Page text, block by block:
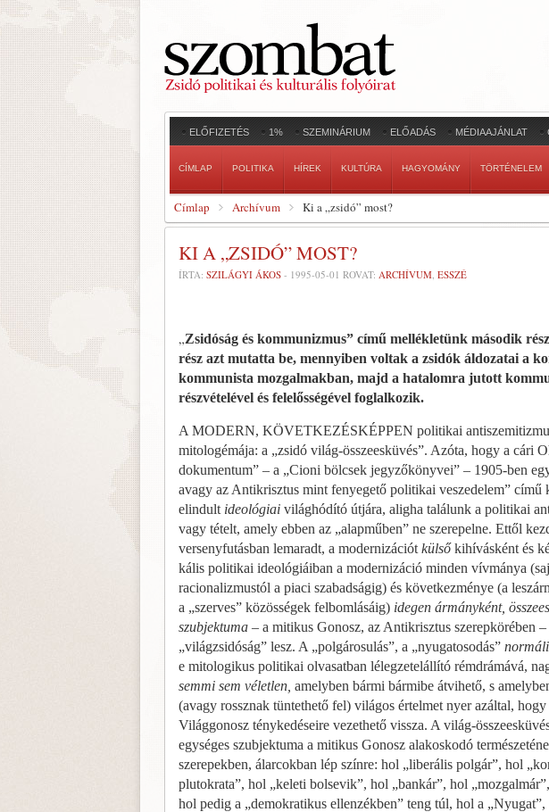
ELŐFIZETÉS 1% SZEMINÁRIUM ELŐADÁS MÉDIAAJÁNLAT
CÍMLAP POLITIKA HÍREK KULTÚRA HAGYOMÁNY TÖRTÉNELEM
Címlap Archívum Ki a „zsidó” most?
KI A „ZSIDÓ” MOST?
ÍRTA: SZILÁGYI ÁKOS - 1995-05-01 ROVAT: ARCHÍVUM, ESSZÉ
„Zsidóság és kommunizmus” című mellékletünk második
rész azt mutatta be, mennyiben voltak a zsidók áldozatai a
kommunista mozgalmakban, majd a hatalomra jutott
részvételével és felelősségével foglalkozik.
A MODERN, KÖVETKEZÉSKÉPPEN politikai
mitologémája: a „zsidó világ-összeesküvés”. Azóta, hogy a cári
dokumentum” – a „Cioni bölcsek jegyzőkönyvei” – 1905-ben
avagy az Antikrisztus mint fenyegető politikai veszedelem” című
elindult ideológiai világhódító útjára, aligha találunk a politikai
vagy tételt, amely ebben az „alap­műben” ne szerepelne. Ettől
versenyfutásban lemaradt, a modernizációt külsőkihívásként és
kális politikai ideológiáiban a modernizáció minden vívmá­nya
racionaliz­mustól a piaci szabadságig) és következménye (a
a „szerves” közösségek felbomlásáig) idegen ármányként,
szubjektuma – a mitikus Gonosz, az Antikrisztus szerepkörében
„világzsidóság” lesz. A „polgárosulás”, a „nyugatosodás”
e mitologikus politikai olvasatban lélegzetelállító rémdrámává,
semmi sem véletlen, amelyben bármi bármibe átvihető, s
(avagy rossznak tüntethető fel) világos értelmet nyer azáltal,
Világgonosz ténykedéseire vezethető vissza. A világ-
egységes szubjektuma a mitikus Gonosz alakoskodó
szerepekben, álarcokban lép színre: hol „liberális polgár”, hol
plutokrata”, hol „keleti bolsevik”, hol „bankár”, hol
hol pedig a „demokratikus ellenzékben” teng túl, hol a